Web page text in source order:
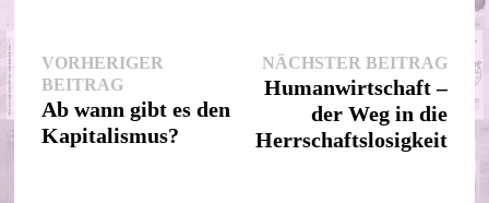
Beitragsnavigation
VORHERIGER
BEITRAGVorheriger
Beitrag:
Ab wann gibt es den
Kapitalismus?
NÄCHSTER BEITRAG
Humanwirtschaft –
der Weg in die
Herrschaftslosigkeit